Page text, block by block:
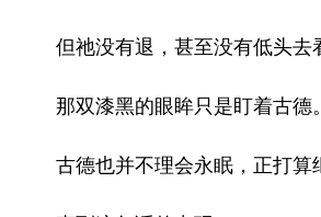
但祂没有退，甚至没有低头去
那双漆黑的眼眸只是盯着古德。
古德也并不理会永眠，正打算